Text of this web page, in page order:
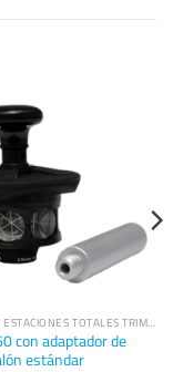
ACCESORIOS ESTACIONES TOTALES TRIMBLE
con adaptador de
estándar